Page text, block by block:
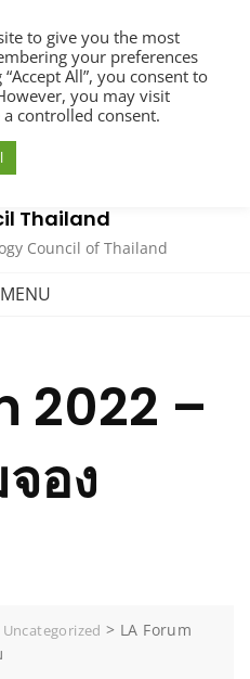
Thailand
Council of Thailand
MENU
2022 –
อง
Uncategorized > LA Forum
to give you the most
your preferences
All”, you consent to
you may visit
controlled consent.